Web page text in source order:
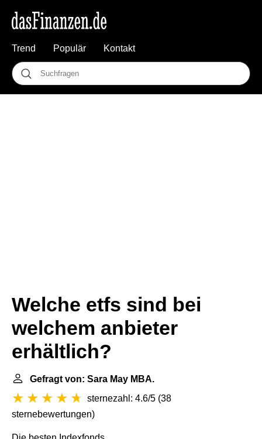
Trend Populär Kontakt
Welche etfs sind bei
welchem anbieter
erhältlich?
Gefragt von: Sara May MBA.
sternezahl: 4.6/5 (38
sternebewertungen)